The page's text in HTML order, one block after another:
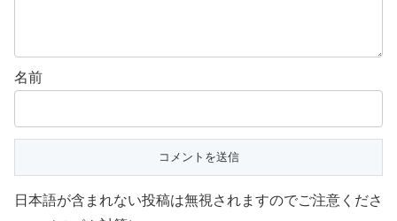
名前
日本語が含まれない投稿は無視されますのでご注意くださ